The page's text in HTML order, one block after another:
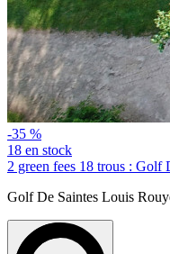
-35 %
18 en stock
2 green fees 18 trous :
Golf De Saintes Louis